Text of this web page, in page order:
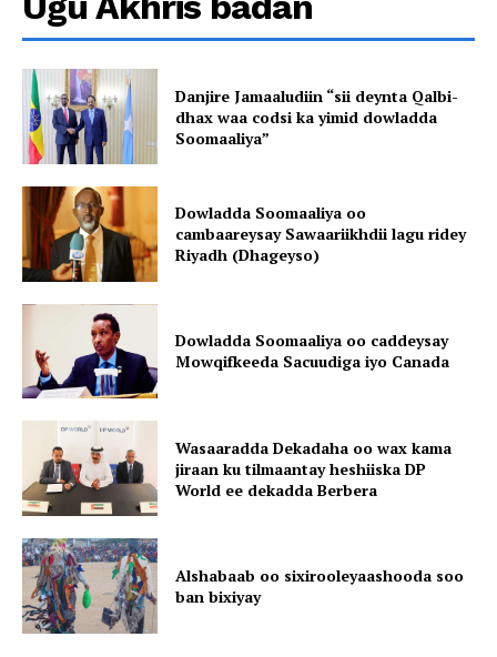
Danjire Jamaaludiin “sii deynta Qalbi-
dhax waa codsi ka yimid dowladda
Soomaaliya”
Dowladda Soomaaliya oo
cambaareysay Sawaariikhdii lagu ridey
Riyadh (Dhageyso)
Dowladda Soomaaliya oo caddeysay
Mowqifkeeda Sacuudiga iyo Canada
Wasaaradda Dekadaha oo wax kama
jiraan ku tilmaantay heshiiska DP
World ee dekadda Berbera
Alshabaab oo sixirooleyaashooda soo
ban bixiyay